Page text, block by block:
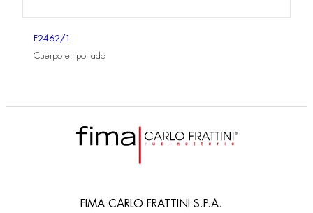
F2462/1
Cuerpo empotrado
FIMA CARLO FRATTINI S.P.A.